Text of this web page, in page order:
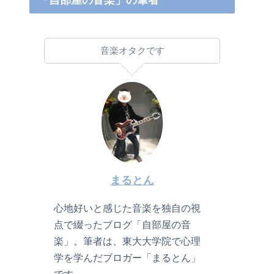
音楽オタクです
まるとん
心地好いと感じた音楽を独自の視
点で綴ったブログ「自部屋の音
楽」。筆者は、東大大学院で心理
学を学んだブロガー「まるとん」